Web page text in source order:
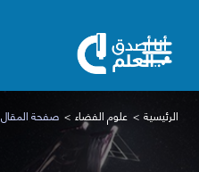
الرئيسية علوم الفضاء صفحة المقال